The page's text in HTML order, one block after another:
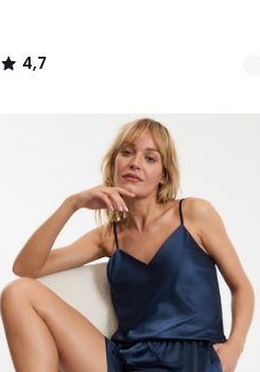
4,7
/